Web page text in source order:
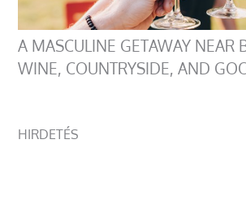
A MASCULINE GETAWAY NEAR
WINE, COUNTRYSIDE, AND
HIRDETÉS